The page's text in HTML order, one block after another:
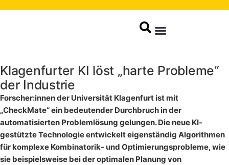
Klagenfurter KI löst „harte Probleme“
der Industrie
Forscher:innen der Universität Klagenfurt ist mit
„CheckMate“ ein bedeutender Durchbruch in der
automatisierten Problemlösung gelungen. Die neue KI-
gestützte Technologie entwickelt eigenständig Algorithmen
für komplexe Kombinatorik- und Optimierungsprobleme, wie
sie beispielsweise bei der optimalen Planung von